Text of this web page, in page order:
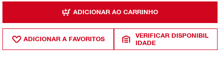
ADICIONAR AO CARRINHO
ADICIONAR A FAVORITOS
VERIFICAR DISPONIBIL
IDADE